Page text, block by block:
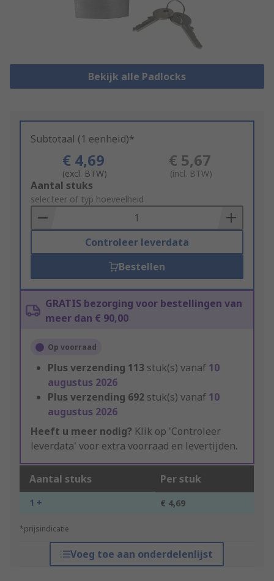
Bekijk alle Padlocks
Subtotaal (1 eenheid)*
€ 4,69
(excl. BTW)
€ 5,67
(incl. BTW)
Add
to
Basket
Aantal stuks
selecteer of typ hoeveelheid
Controleer leverdata
Bestellen
GRATIS bezorging voor bestellingen van
meer dan € 90,00
Op voorraad
Plus verzending 113 stuk(s) vanaf 10
augustus 2026
Plus verzending 692 stuk(s) vanaf 10
augustus 2026
Heeft u meer nodig? Klik op 'Controleer
leverdata' voor extra voorraad en levertijden.
Aantal stuks Per stuk
1 + € 4,69
*prijsindicatie
Voeg toe aan onderdelenlijst